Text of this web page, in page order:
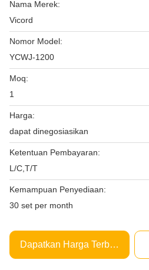
Nama Merek:
Vicord
Nomor Model:
YCWJ-1200
Moq:
1
Harga:
dapat dinegosiasikan
Ketentuan Pembayaran:
L/C,T/T
Kemampuan Penyediaan:
30 set per month
Dapatkan Harga Terbaik